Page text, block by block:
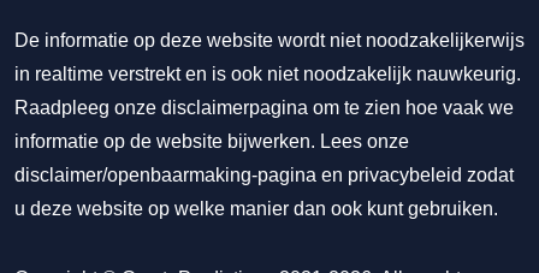
De informatie op deze website wordt niet noodzakelijkerwijs
in realtime verstrekt en is ook niet noodzakelijk nauwkeurig.
Raadpleeg onze disclaimerpagina om te zien hoe vaak we
informatie op de website bijwerken. Lees onze
disclaimer/openbaarmaking-pagina en privacybeleid zodat
u deze website op welke manier dan ook kunt gebruiken.